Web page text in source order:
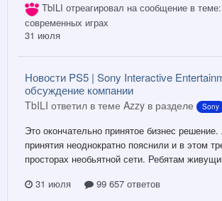
TbILI отреагировал на сообщение в теме:
современных играх
31 июля
Новости PS5 | Sony Interactive
обсуждение компании
TbILI ответил в теме Azzy в разделе Sony
Это окончательно принятое бизнес решение.
принятия неоднократно пояснили и в этом
просторах необьятной сети. Ребятам
31 июля
99 657 ответов